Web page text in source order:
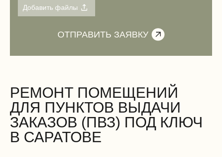
РЕМОНТ ПОМЕЩЕНИЙ
ДЛЯ ПУНКТОВ ВЫДАЧИ
ЗАКАЗОВ (ПВЗ) ПОД КЛЮЧ
В САРАТОВЕ